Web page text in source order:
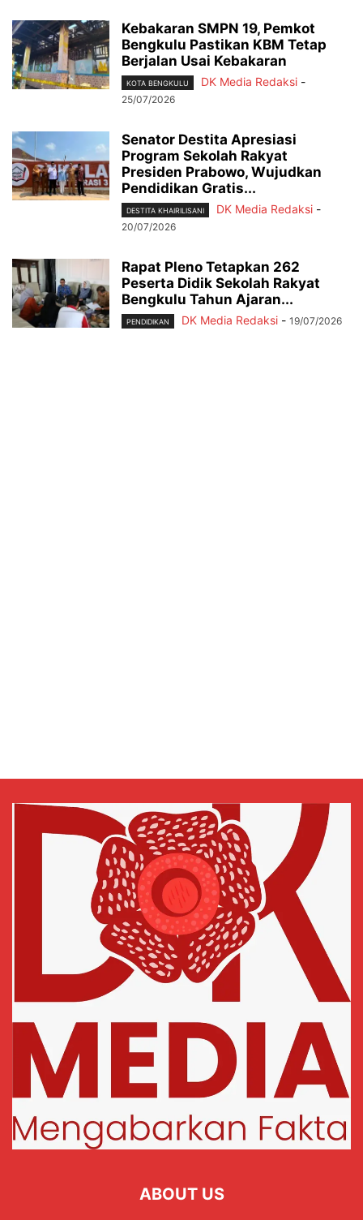
Kebakaran SMPN 19, Pemkot
Bengkulu Pastikan KBM Tetap
Berjalan Usai Kebakaran
KOTA BENGKULU DK Media Redaksi -
25/07/2026
Senator Destita Apresiasi
Program Sekolah Rakyat
Presiden Prabowo, Wujudkan
Pendidikan Gratis...
DESTITA KHAIRILISANI DK Media Redaksi -
20/07/2026
Rapat Pleno Tetapkan 262
Peserta Didik Sekolah Rakyat
Bengkulu Tahun Ajaran...
PENDIDIKAN DK Media Redaksi - 19/07/2026
ABOUT US